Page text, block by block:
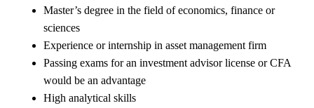
Master’s degree in the field of economics, finance or
sciences
Experience or internship in asset management firm
Passing exams for an investment advisor license or CFA
would be an advantage
High analytical skills